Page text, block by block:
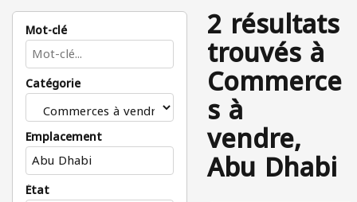
Mot-clé
Catégorie
Emplacement
État
2 résultats
trouvés à
Commerce
s à
vendre,
Abu Dhabi